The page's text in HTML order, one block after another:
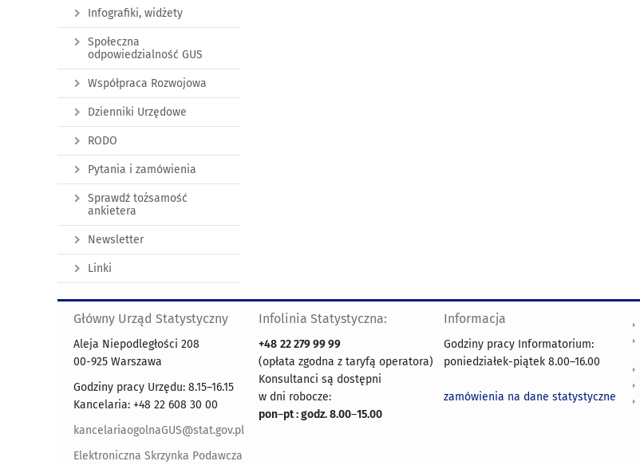
Infografiki, widżety
Społeczna
odpowiedzialność GUS
Współpraca Rozwojowa
Dzienniki Urzędowe
RODO
Pytania i zamówienia
Sprawdź tożsamość
ankietera
Newsletter
Linki
Główny Urząd Statystyczny
Aleja Niepodległości 208
00-925 Warszawa
Godziny pracy Urzędu: 8.15–16.15
Kancelaria: +48 22 608 30 00
kancelariaogolnaGUS@stat.gov.pl
Elektroniczna Skrzynka Podawcza
Infolinia Statystyczna:
+48 22 279 99 99
(opłata zgodna z taryfą operatora)
Konsultanci są dostępni
w dni robocze:
pon–pt : godz. 8.00–15.00
Informacja
Godziny pracy Informatorium:
poniedziałek-piątek 8.00–16.00
zamówienia na dane statystyczne